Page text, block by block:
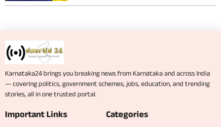
Karnataka24 brings you breaking news from Karnataka and across India
— covering politics, government schemes, jobs, education, and trending
stories, all in one trusted portal.
Important Links Categories